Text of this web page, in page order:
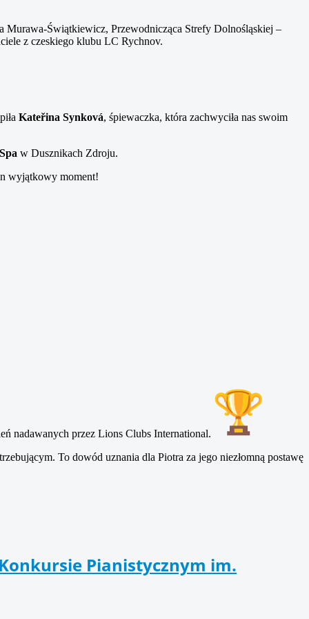
Murawa-Świątkiewicz, Przewodnicząca Strefy Dolnośląskiej –
z czeskiego klubu LC Rychnov.
Kateřina Synková, śpiewaczka, która zachwyciła nas swoim
w Dusznikach Zdroju.
wyjątkowy moment!
nadawanych przez Lions Clubs International.
To dowód uznania dla Piotra za jego niezłomną postawę
Pianistycznym im.